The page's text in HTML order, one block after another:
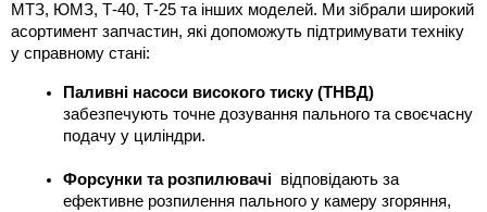
МТЗ, ЮМЗ, Т-40, Т-25 та інших моделей. Ми зібрали широкий
асортимент запчастин, які допоможуть підтримувати техніку
у справному стані:
Паливні насоси високого тиску (ТНВД)
забезпечують точне дозування пального та своєчасну
подачу у циліндри.
Форсунки та розпилювачі відповідають за
ефективне розпилення пального у камеру згоряння,